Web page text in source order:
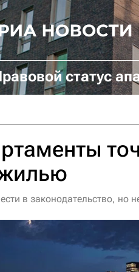
статус
в законодательство, но